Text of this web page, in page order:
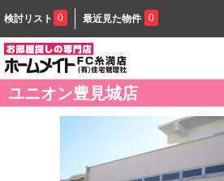
検討リスト 0 最近見た物件 0
ユニオン豊見城店